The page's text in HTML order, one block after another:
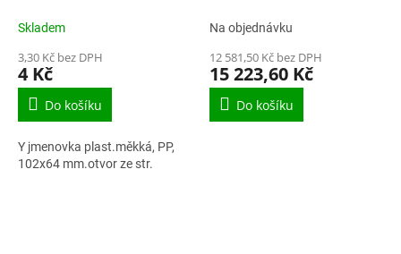
Skladem
3,30 Kč bez DPH
4 Kč
Do košíku
Y jmenovka plast.měkká, PP,
102x64 mm.otvor ze str.
Na objednávku
12 581,50 Kč bez DPH
15 223,60 Kč
Do košíku